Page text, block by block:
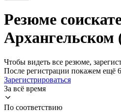
Резюме
Архангельском
Чтобы видеть все резюме,
После регистрации покажем ещё
Зарегистрироваться
За всё время
По соответствию